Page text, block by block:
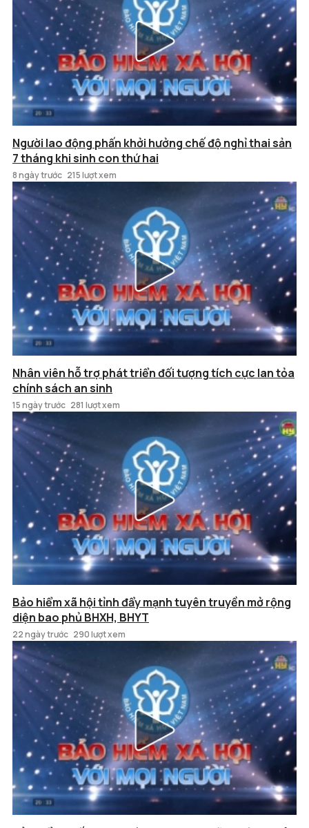
Người lao động phấn khởi hưởng chế độ nghỉ thai sản
7 tháng khi sinh con thứ hai
8 ngày trước 215 lượt xem
Nhân viên hỗ trợ phát triển đối tượng tích cực lan tỏa
chính sách an sinh
15 ngày trước 281 lượt xem
Bảo hiểm xã hội tỉnh đẩy mạnh tuyên truyền mở rộng
diện bao phủ BHXH, BHYT
22 ngày trước 290 lượt xem